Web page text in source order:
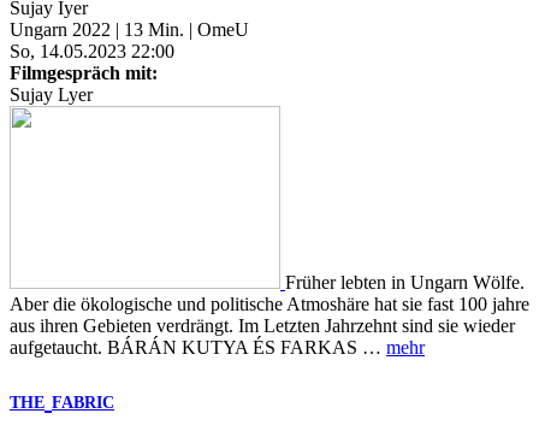
Sujay Iyer
Ungarn 2022 | 13 Min. | OmeU
So, 14.05.2023 22:00
Filmgespräch mit:
Sujay Lyer
Früher lebten in Ungarn Wölfe.
Aber die ökologische und politische Atmoshäre hat sie fast 100 jahre
aus ihren Gebieten verdrängt. Im Letzten Jahrzehnt sind sie wieder
aufgetaucht. BÁRÁN KUTYA ÉS FARKAS … mehr
THE FABRIC